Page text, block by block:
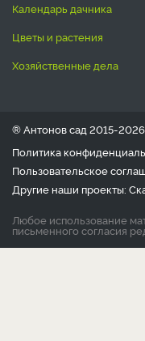
календарь дачника
цветы и растения
хозяйственные дела
® Антонов сад 2015-2026
Политика
Пользовательское
Другие наши проекты:
Любое использование
письменного согласия